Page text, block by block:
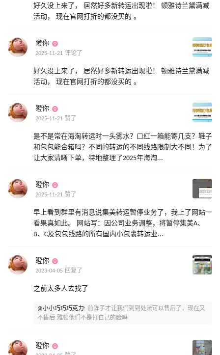
好久没上来了， 居然好多新转运出现啦！ 顿雅诗兰黛满减
活动， 现在官网打折的都没买的 。
瞪你
2025-11-21 评论了
好久没上来了， 居然好多新转运出现啦！ 顿雅诗兰黛满减
活动， 现在官网打折的都没买的 。
瞪你
2025-11-21 赞了
是不是常在海淘转运时一头雾水？口红一箱能寄几支？鞋子
和包包能合箱吗？不同的转运的不同线路限制大不同！为了
让大家清晰下单，特地整理了2025年海淘...
瞪你
2025-11-21 赞了
早上看到群里有消息说集美转运暂停业务了，我上了网站一
看果真如此。 网站写：因公司业务调整，将暂停集美A、
B、C及包包线路的所有国内小包裹转运业...
瞪你
2023-04-05 回复了
之前太多人去找了
@小小巧巧巧克力: 前阵子才让我们到到处法可以售后了，现在又
不售后 雅顿他们不是打自己的脸吗
瞪你